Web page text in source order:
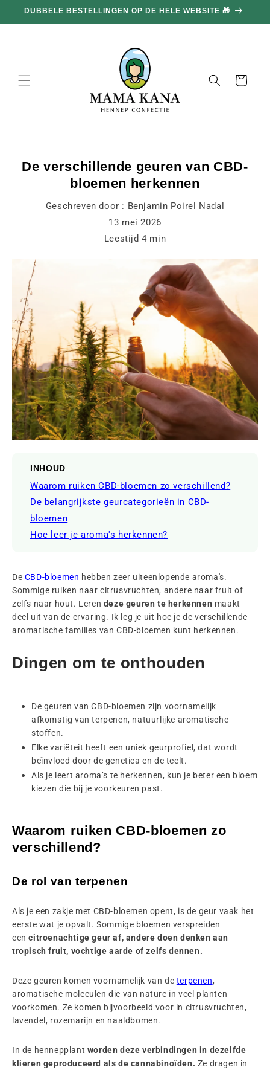
doorgaan
naar
DUBBELE BESTELLINGEN OP DE HELE WEBSITE 🎁
Mand
De verschillende geuren van CBD-
bloemen herkennen
Geschreven door : Benjamin Poirel Nadal
13 mei 2026
Leestijd4 min
INHOUD
Waarom ruiken CBD-bloemen zo verschillend?
De belangrijkste geurcategorieën in CBD-
bloemen
Hoe leer je aroma's herkennen?
De CBD-bloemen hebben zeer uiteenlopende aroma's.
Sommige ruiken naar citrusvruchten, andere naar fruit of
zelfs naar hout. Leren deze geuren te herkennen maakt
deel uit van de ervaring. Ik leg je uit hoe je de verschillende
aromatische families van CBD-bloemen kunt herkennen.
Dingen om te onthouden
De geuren van CBD-bloemen zijn voornamelijk
afkomstig van terpenen, natuurlijke aromatische
stoffen.
Elke variëteit heeft een uniek geurprofiel, dat wordt
beïnvloed door de genetica en de teelt.
Als je leert aroma’s te herkennen, kun je beter een bloem
kiezen die bij je voorkeuren past.
Waarom ruiken CBD-bloemen zo
verschillend?
De rol van terpenen
Als je een zakje met CBD-bloemen opent, is de geur vaak het
eerste wat je opvalt. Sommige bloemen verspreiden
een citroenachtige geur af, andere doen denken aan
tropisch fruit, vochtige aarde of zelfs dennen.
Deze geuren komen voornamelijk van de terpenen,
aromatische moleculen die van nature in veel planten
voorkomen. Ze komen bijvoorbeeld voor in citrusvruchten,
lavendel, rozemarijn en naaldbomen.
In de hennepplant worden deze verbindingen in dezelfde
klieren geproduceerd als de cannabinoïden. Ze dragen in